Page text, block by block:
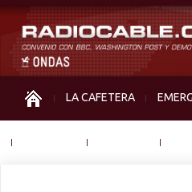
LA CAFETERA